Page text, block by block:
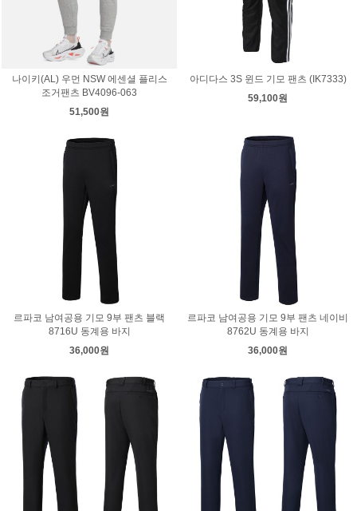
나이키(AL) 우먼 NSW 에센셜 플리스
조거팬츠 BV4096-063
51,500원
아디다스 3S 윈드 기모 팬츠 (IK7333)
59,100원
르파코 남여공용 기모 9부 팬츠 블랙
8716U 동계용 바지
36,000원
르파코 남여공용 기모 9부 팬츠 네이비
8762U 동계용 바지
36,000원